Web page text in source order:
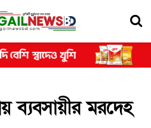
ব্যবসায়ীর মরদেহ